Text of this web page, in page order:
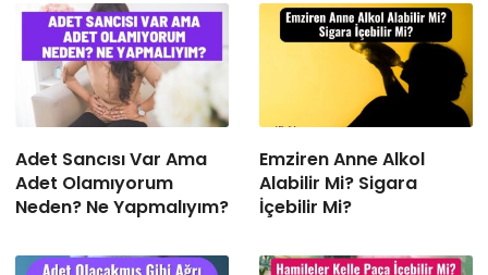
Adet Sancısı Var Ama
Adet Olamıyorum
Neden? Ne Yapmalıyım?
Emziren Anne Alkol
Alabilir Mi? Sigara
İçebilir Mi?